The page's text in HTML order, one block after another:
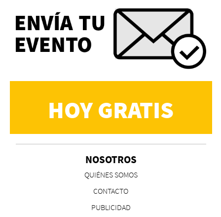
HOY GRATIS
NOSOTROS
QUIÉNES SOMOS
CONTACTO
PUBLICIDAD